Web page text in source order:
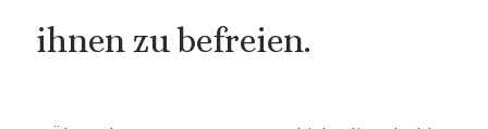
ihnen zu befreien.